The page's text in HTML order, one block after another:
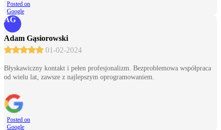
Posted on
Google
AG
Adam Gąsiorowski
01-02-2024
Błyskawiczny kontakt i pełen profesjonalizm. Bezproblemowa współpraca
od wielu lat, zawsze z najlepszym oprogramowaniem.
Posted on
Google